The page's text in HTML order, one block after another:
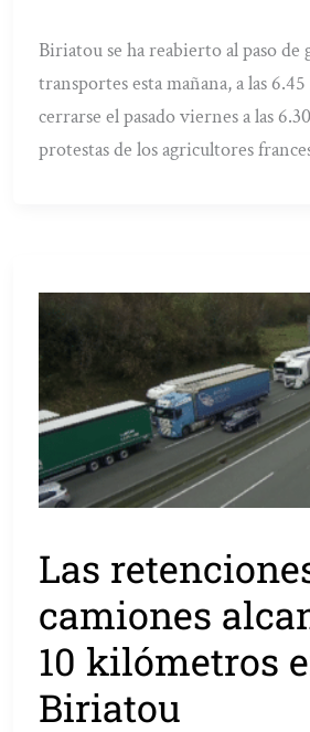
Biriatou se ha reabierto al paso de
transportes esta mañana, a las
cerrarse el pasado viernes a las
protestas de los agricultores
Las
camiones
10 kilómetros
Biriatou